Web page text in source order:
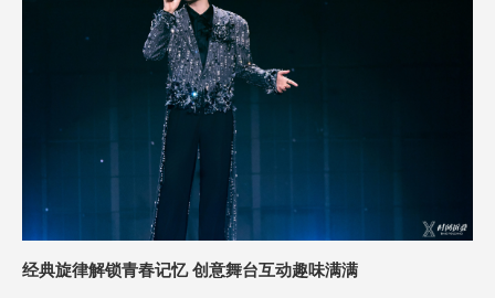
经典旋律解锁青春记忆 创意舞台互动趣味满满